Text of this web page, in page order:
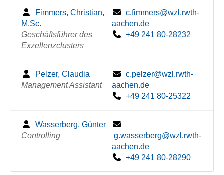
Fimmers, Christian,
M.Sc.
Geschäftsführer des
Exzellenzclusters
c.fimmers@wzl.rwth-
aachen.de
+49 241 80-28232
Pelzer, Claudia
Management Assistant
c.pelzer@wzl.rwth-
aachen.de
+49 241 80-25322
Wasserberg, Günter
Controlling
g.wasserberg@wzl.rwth-
aachen.de
+49 241 80-28290